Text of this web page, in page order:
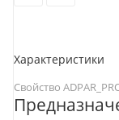
Характеристики
Свойство